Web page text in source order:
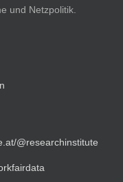
und Netzpolitik.
@researchinstitute